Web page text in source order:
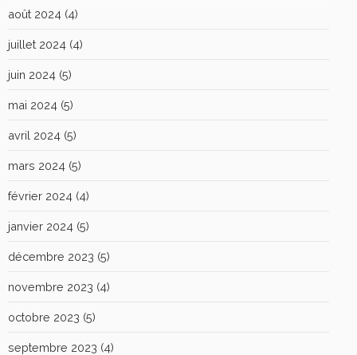
août 2024 (4)
juillet 2024 (4)
juin 2024 (5)
mai 2024 (5)
avril 2024 (5)
mars 2024 (5)
février 2024 (4)
janvier 2024 (5)
décembre 2023 (5)
novembre 2023 (4)
octobre 2023 (5)
septembre 2023 (4)